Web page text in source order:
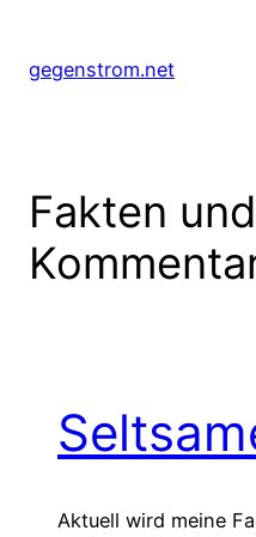
springen
gegenstrom.net
Fakten und
Aktuell wird meine